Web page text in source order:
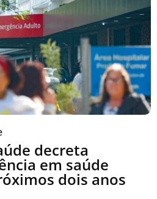
decreta
em saúde
dois anos